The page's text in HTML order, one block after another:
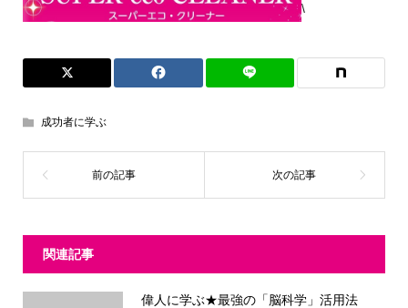
\
成功者に学ぶ
関連記事
偉人に学ぶ★最強の「脳科学」活用法